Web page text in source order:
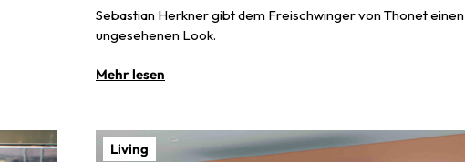
Sebastian Herkner gibt dem Freischwinger von Thonet einen
ungesehenen Look.
Mehr lesen
Living